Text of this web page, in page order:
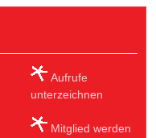
Aufrufe
unterzeichnen
Mitglied werden